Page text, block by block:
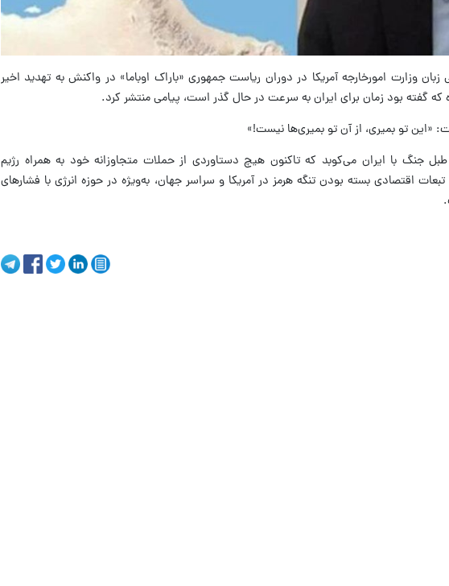
وزارت امورخارجه آمریکا در دوران ریاست جمهوری «باراک اوباما» در واکنش به تهدید اخیر
که گفته بود زمان برای ایران به سرعت در حال گذر است، پیامی منتشر کرد.
«این تو بمیری، از آن تو بمیری‌ها نیست!»
جنگ با ایران می‌کوبد که تاکنون هیچ دستاوردی از حملات متجاوزانه خود به همراه رژیم
اقتصادی بسته بودن تنگه هرمز در آمریکا و سراسر جهان، به‌ویژه در حوزه انرژی با فشارهای